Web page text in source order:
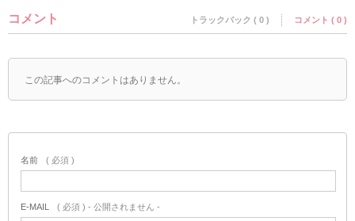
コメント トラックバック ( 0 ) コメント ( 0 )
この記事へのコメントはありません。
名前 ( 必須 )
E-MAIL ( 必須 ) - 公開されません -